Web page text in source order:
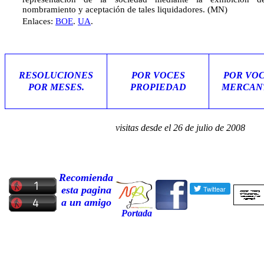
nombramiento y aceptación de tales liquidadores. (MN)
Enlaces: BOE. UA.
RESOLUCIONES
POR MESES.
POR VOCES
PROPIEDAD
POR
visitas desde el 26 de julio de 2008
Recomienda
esta pagina
a un amigo
Portada